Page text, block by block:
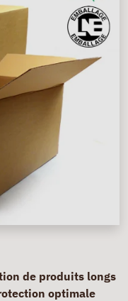
de produits longs
optimale